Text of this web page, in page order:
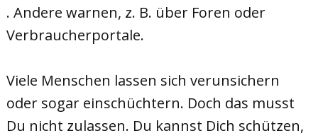
. Andere warnen, z. B. über Foren oder
Verbraucherportale.
Viele Menschen lassen sich verunsichern
oder sogar einschüchtern. Doch das musst
Du nicht zulassen. Du kannst Dich schützen,